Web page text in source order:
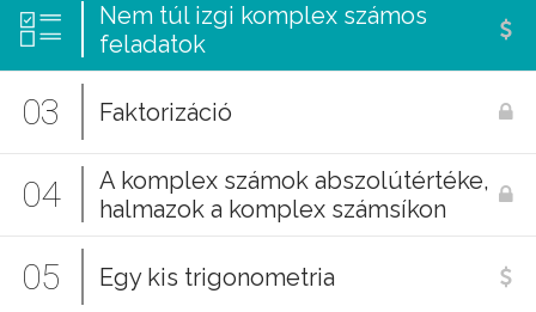
Nem túl izgi komplex számos
feladatok
03 Faktorizáció
04
A komplex számok abszolútértéke,
halmazok a komplex számsíkon
05 Egy kis trigonometria